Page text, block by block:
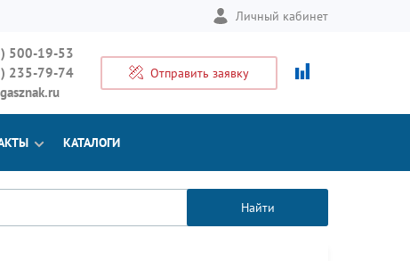
Личный кабинет
500-19-53
235-79-74
Отправить заявку
КАТАЛОГИ
Найти